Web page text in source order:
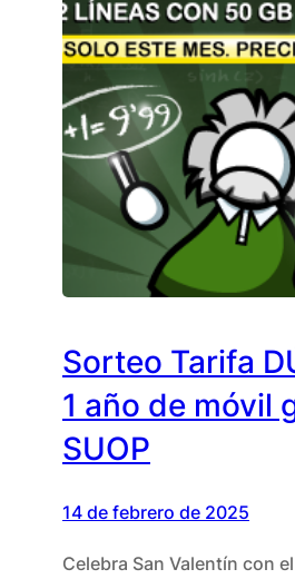
Sorteo Tarifa
1 año de móvil
SUOP
14 de febrero de 2025
Celebra San Valentín con